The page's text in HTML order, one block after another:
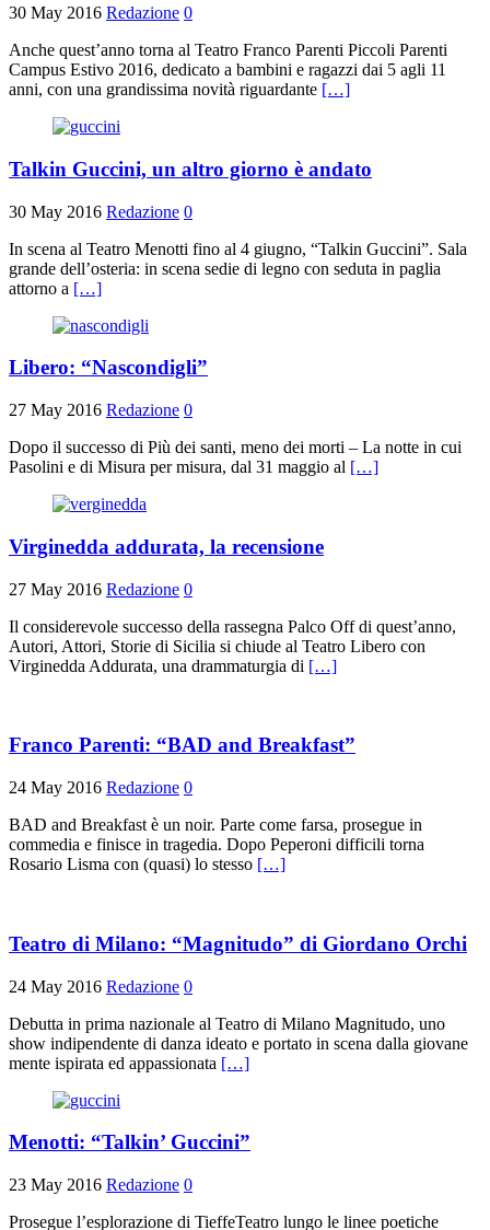
30 May 2016 Redazione 0
Anche quest’anno torna al Teatro Franco Parenti Piccoli Parenti
Campus Estivo 2016, dedicato a bambini e ragazzi dai 5 agli 11
anni, con una grandissima novità riguardante […]
Talkin Guccini, un altro giorno è andato
30 May 2016 Redazione 0
In scena al Teatro Menotti fino al 4 giugno, “Talkin Guccini”. Sala
grande dell’osteria: in scena sedie di legno con seduta in paglia
attorno a […]
Libero: “Nascondigli”
27 May 2016 Redazione 0
Dopo il successo di Più dei santi, meno dei morti – La notte in cui
Pasolini e di Misura per misura, dal 31 maggio al […]
Virginedda addurata, la recensione
27 May 2016 Redazione 0
Il considerevole successo della rassegna Palco Off di quest’anno,
Autori, Attori, Storie di Sicilia si chiude al Teatro Libero con
Virginedda Addurata, una drammaturgia di […]
Franco Parenti: “BAD and Breakfast”
24 May 2016 Redazione 0
BAD and Breakfast è un noir. Parte come farsa, prosegue in
commedia e finisce in tragedia. Dopo Peperoni difficili torna
Rosario Lisma con (quasi) lo stesso […]
Teatro di Milano: “Magnitudo” di Giordano Orchi
24 May 2016 Redazione 0
Debutta in prima nazionale al Teatro di Milano Magnitudo, uno
show indipendente di danza ideato e portato in scena dalla giovane
mente ispirata ed appassionata […]
Menotti: “Talkin’ Guccini”
23 May 2016 Redazione 0
Prosegue l’esplorazione di TieffeTeatro lungo le linee poetiche